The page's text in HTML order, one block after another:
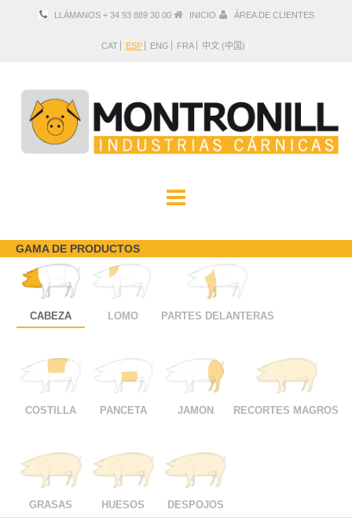
LLÁMANOS + 34 93 889 30 00 INICIO ÁREA DE CLIENTES
CAT ESP ENG FRA 中文 (中国)
EMPRESA
UBICACIÓN Y CONTACTO
GAMA DE PRODUCTOS
CABEZA LOMO PARTES DELANTERAS
COSTILLA PANCETA JAMON RECORTES MAGROS
GRASAS HUESOS DESPOJOS